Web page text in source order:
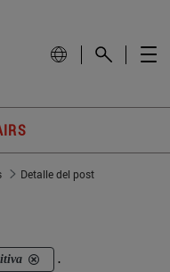
Detalle del post
.